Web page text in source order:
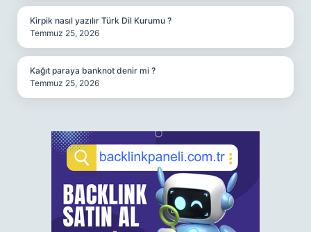
Kirpik nasıl yazılır Türk Dil Kurumu ?
Temmuz 25, 2026
Kağıt paraya banknot denir mi ?
Temmuz 25, 2026